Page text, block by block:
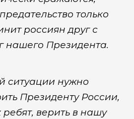
только
россиян друг с
нашего Президента.
ситуации нужно
Президенту России,
верить в нашу